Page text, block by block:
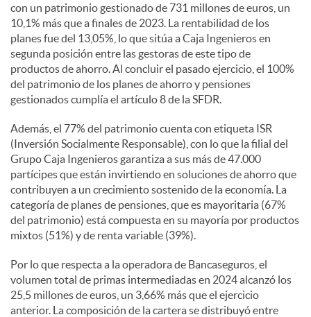
con un patrimonio gestionado de 731 millones de euros, un
10,1% más que a finales de 2023. La rentabilidad de los
planes fue del 13,05%, lo que sitúa a Caja Ingenieros en
segunda posición entre las gestoras de este tipo de
productos de ahorro. Al concluir el pasado ejercicio, el 100%
del patrimonio de los planes de ahorro y pensiones
gestionados cumplía el artículo 8 de la SFDR.
Además, el 77% del patrimonio cuenta con etiqueta ISR
(Inversión Socialmente Responsable), con lo que la filial del
Grupo Caja Ingenieros garantiza a sus más de 47.000
partícipes que están invirtiendo en soluciones de ahorro que
contribuyen a un crecimiento sostenido de la economía. La
categoría de planes de pensiones, que es mayoritaria (67%
del patrimonio) está compuesta en su mayoría por productos
mixtos (51%) y de renta variable (39%).
Por lo que respecta a la operadora de Bancaseguros, el
volumen total de primas intermediadas en 2024 alcanzó los
25,5 millones de euros, un 3,66% más que el ejercicio
anterior. La composición de la cartera se distribuyó entre